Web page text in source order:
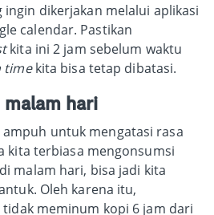
dikerjakan melalui aplikasi
calendar. Pastikan
kita ini 2 jam sebelum waktu
timekita bisa tetap dibatasi.
hari
untuk mengatasi rasa
kita terbiasa mengonsumsi
malam hari, bisa jadi kita
Oleh karena itu,
meminum kopi 6 jam dari